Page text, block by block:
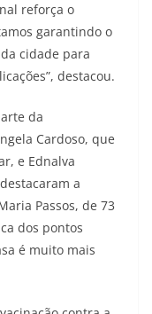
reforça o
garantindo o
cidade para
destacou.
da
Cardoso, que
e Ednalva
a
Passos, de 73
dos pontos
é muito mais